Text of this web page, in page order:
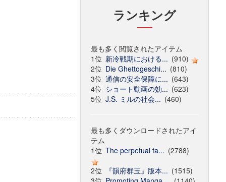
ランキング
最も多く閲覧されたアイテム
1位 新冷戦期における... (910)
2位 Die Ghettogeschi... (810)
3位 通信の安全保障に... (643)
4位 ショート動画の効... (623)
5位 J.S. ミルの社会... (460)
最も多くダウンロードされたアイ
テム
1位 The perpetual fa... (2788)
2位
『韻府群玉』版本... (1515)